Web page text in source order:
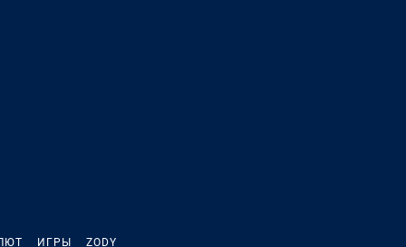
ИГРЫ ZODY